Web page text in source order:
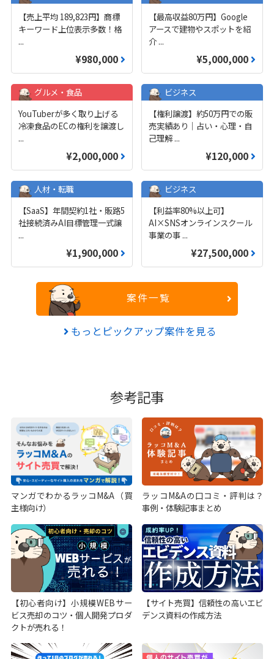
【売上平均 189,823円】商標
キーワード上位表示多数！格
...
¥980,000
【最高収益80万円】Google
アースで建物やスポットを紹
介 ...
¥5,000,000
グルメ・食品
YouTuberが多く取り上げる
冷凍食品のECの権利を譲渡し
...
¥2,000,000
ビジネス
【権利譲渡】約50万円での販
売実績あり｜占い・心理・自
己理解...
¥120,000
人材・転職
【SaaS】年間契約1社・販路5
社接続済みAI目標管理一式譲
...
¥1,900,000
ビジネス
【利益率80%以上可】
AI×SNSオンラインスクール
事業の事 ...
¥27,500,000
案件一覧
もっとピックアップ案件を見る
参考記事
マンガでわかるラッコM&A（買
主様向け）
ラッコM&Aの口コミ・評判は？
事例・体験記事まとめ
【初心者向け】小規模WEBサー
ビス売却のコツ・個人開発プロダ
クトが売れる！
【サイト売買】信頼性の高いエビ
デンス資料の作成方法